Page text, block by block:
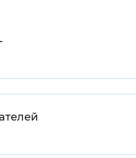
между буквами
Увеличенный
Цвет сайта